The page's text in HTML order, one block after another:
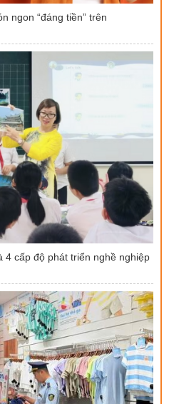
ngon “đáng tiền” trên
cấp độ phát triển nghề nghiệp